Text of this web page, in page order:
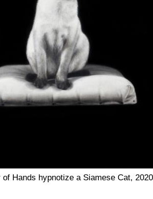
Hands hypnotize a Siamese Cat,